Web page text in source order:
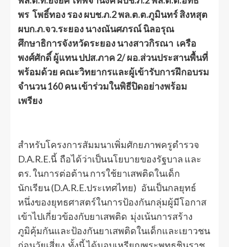
พร โพธิ์ทอง รอง ผบช.ภ.2 พล.ต.ต.ภูมินทร์ สิงหสุต
ผบก.ภ.จว.ระยอง นางณันศภรณ์ นิลอรุณ
ศึกษาธิการจังหวัดระยอง นางสาวกิรณา เครือ
พงศ์ศักดิ์ ผู้แทน ปปส.ภาค 2/ ผอ.ส่วนประสานพื้นที่
พร้อมด้วย คณะวิทยากรและผู้เข้ารับการฝึกอบรม
จำนวน 160 คน เข้าร่วมในพิธีปิดอย่างพร้อม
เพรียง
สำหรับโครงการสัมมนาเพิ่มศักยภาพครูตำรวจ
D.A.R.E.นี้ ถือได้ว่าเป็นนโยบายของรัฐบาล และ
ตร. ในการต่อต้าน การใช้ยาเสพติดในเด็ก
นักเรียน (D.A.R.E.ประเทศไทย) อันเป็นกลยุทธ์
หนึ่งของยุทธศาสตร์ในการป้องกันกลุ่มผู้มีโอกาส
เข้าไปเกี่ยวข้องกับยาเสพติด มุ่งเน้นการสร้าง
ภูมิคุ้มกันและป้องกันยาเสพติดในเด็กและเยาวชน